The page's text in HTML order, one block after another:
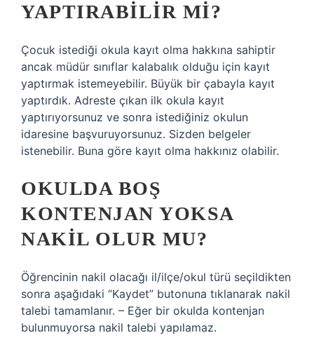
YAPTIRABILIR MI?
Çocuk istediği okula kayıt olma hakkına sahiptir
ancak müdür sınıflar kalabalık olduğu için kayıt
yaptırmak istemeyebilir. Büyük bir çabayla kayıt
yaptırdık. Adreste çıkan ilk okula kayıt
yaptırıyorsunuz ve sonra istediğiniz okulun
idaresine başvuruyorsunuz. Sizden belgeler
istenebilir. Buna göre kayıt olma hakkınız olabilir.
OKULDA BOŞ
KONTENJAN YOKSA
NAKIL OLUR MU?
Öğrencinin nakil olacağı il/ilçe/okul türü seçildikten
sonra aşağıdaki “Kaydet” butonuna tıklanarak nakil
talebi tamamlanır. – Eğer bir okulda kontenjan
bulunmuyorsa nakil talebi yapılamaz.